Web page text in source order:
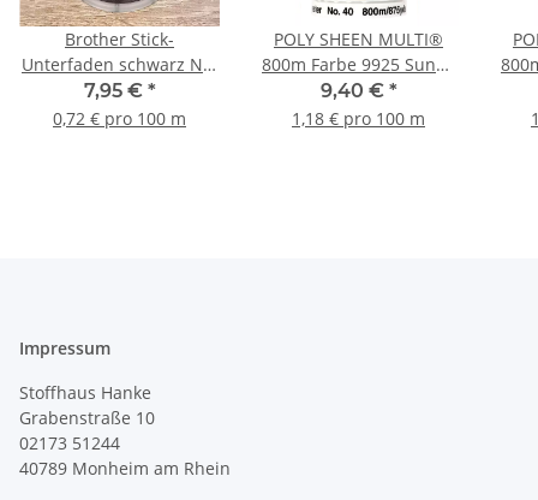
Brother Stick-
Unterfaden schwarz No.
60, 1100m
7,95 € *
0,72 € pro 100 m
POLY SHEEN MULTI®
800m Farbe 9925 Sunny
Rays
9,40 € *
1,18 € pro 100 m
Impressum
Stoffhaus Hanke
Grabenstraße 10
02173 51244
40789 Monheim am Rhein